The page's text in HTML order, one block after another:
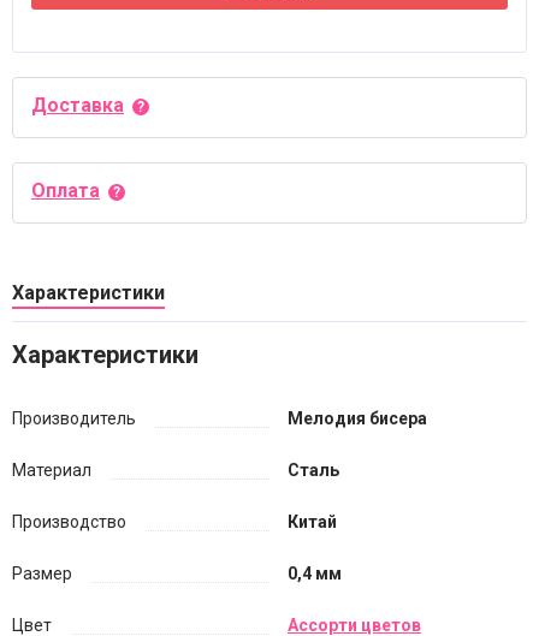
Доставка
Оплата
Характеристики
Характеристики
Производитель Мелодия бисера
Материал Сталь
Производство Китай
Размер 0,4 мм
Цвет Ассорти цветов